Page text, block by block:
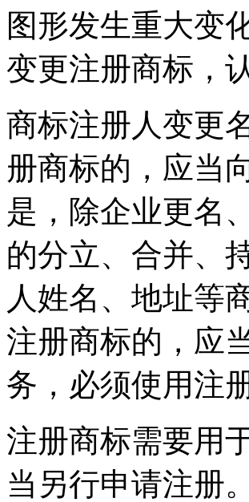
图形发生重大变
变更注册商标，
商标注册人变更
册商标的，应当
是，除企业更名
的分立、合并、
人姓名、地址等
注册商标的，应
务，必须使用注
注册商标需要用
当另行申请注册